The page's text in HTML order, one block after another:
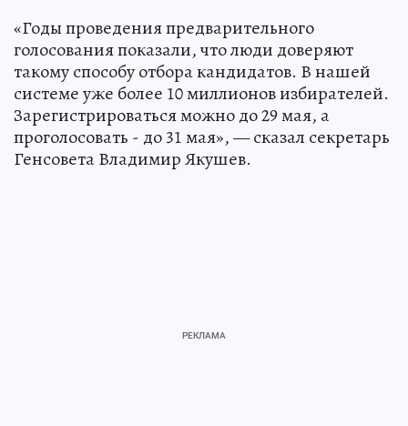
«Годы проведения предварительного
голосования показали, что люди доверяют
такому способу отбора кандидатов. В нашей
системе уже более 10 миллионов избирателей.
Зарегистрироваться можно до 29 мая, а
проголосовать - до 31 мая», — сказал секретарь
Генсовета Владимир Якушев.